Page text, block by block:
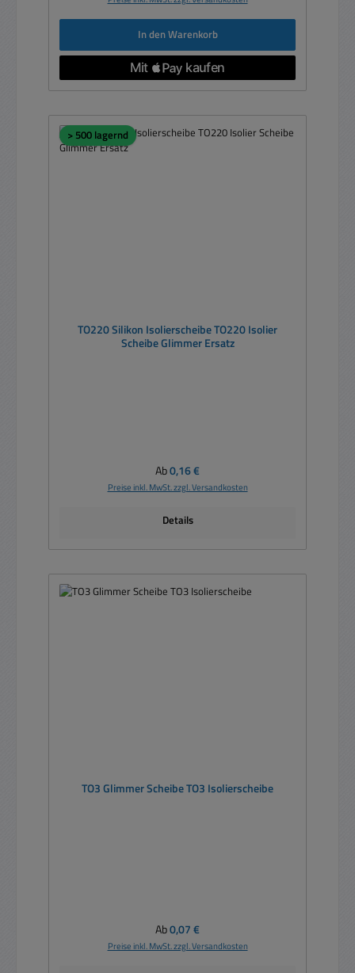
In den Warenkorb
> 500 lagernd
TO220 Silikon Isolierscheibe TO220 Isolier
Scheibe Glimmer Ersatz
Regulärer Preis:
Ab0,16 €
Preise inkl. MwSt. zzgl. Versandkosten
Details
TO3 Glimmer Scheibe TO3 Isolierscheibe
Regulärer Preis:
Ab0,07 €
Preise inkl. MwSt. zzgl. Versandkosten